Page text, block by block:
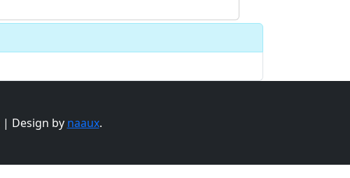
| Design by naaux.